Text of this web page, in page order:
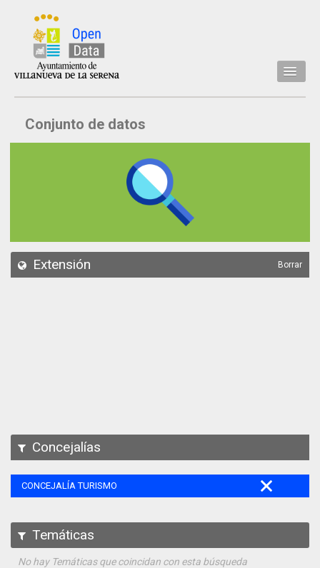
Inicio
Datos
API
Conjunto de datos
Extensión Borrar
Concejalías
CONCEJALÍA TURISMO
Temáticas
No hay Temáticas que coincidan con esta búsqueda